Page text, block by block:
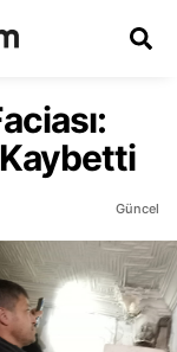
Kaybetti
Güncel